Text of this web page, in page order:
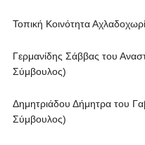
Τοπική Κοινότητα
Γερμανίδης Σάββας του
Σύμβουλος)
Δημητριάδου Δήμητρα του
Σύμβουλος)